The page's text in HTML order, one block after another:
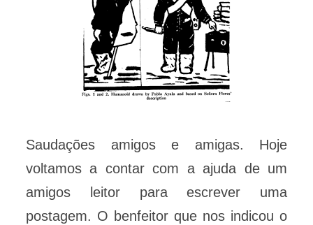
Saudações amigos e amigas. Hoje
voltamos a contar com a ajuda de um
amigos leitor para escrever uma
postagem. O benfeitor que nos indicou o